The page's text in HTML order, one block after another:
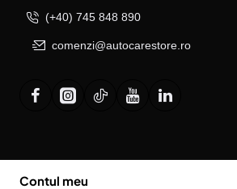
(+40) 745 848 890
comenzi@autocarestore.ro
Contul meu